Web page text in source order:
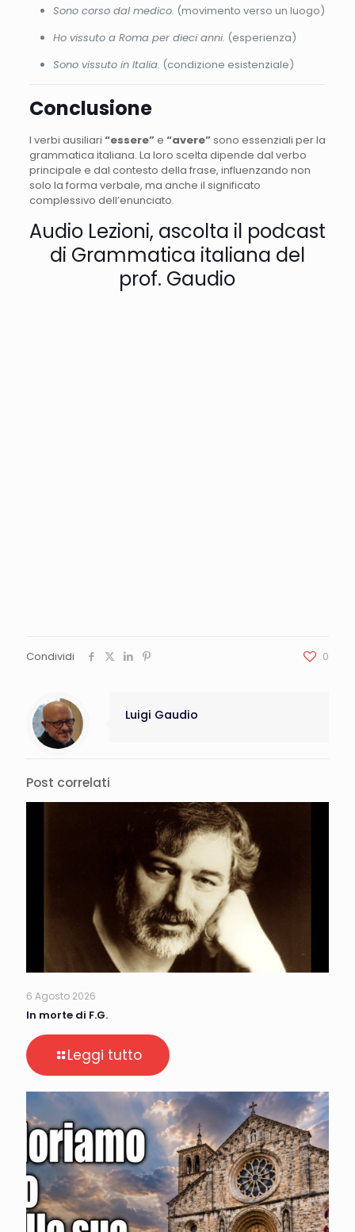
Sono corso dal medico. (movimento verso un luogo)
Ho vissuto a Roma per dieci anni. (esperienza)
Sono vissuto in Italia. (condizione esistenziale)
Conclusione
I verbi ausiliari “essere”e “avere”sono essenziali per la
grammatica italiana. La loro scelta dipende dal verbo
principale e dal contesto della frase, influenzando non
solo la forma verbale, ma anche il significato
complessivo dell’enunciato.
Audio Lezioni, ascolta il podcast
di Grammatica italiana del
prof. Gaudio
Condividi 0
Luigi Gaudio
Post correlati
6 Agosto 2026
In morte di F.G.
Leggi tutto